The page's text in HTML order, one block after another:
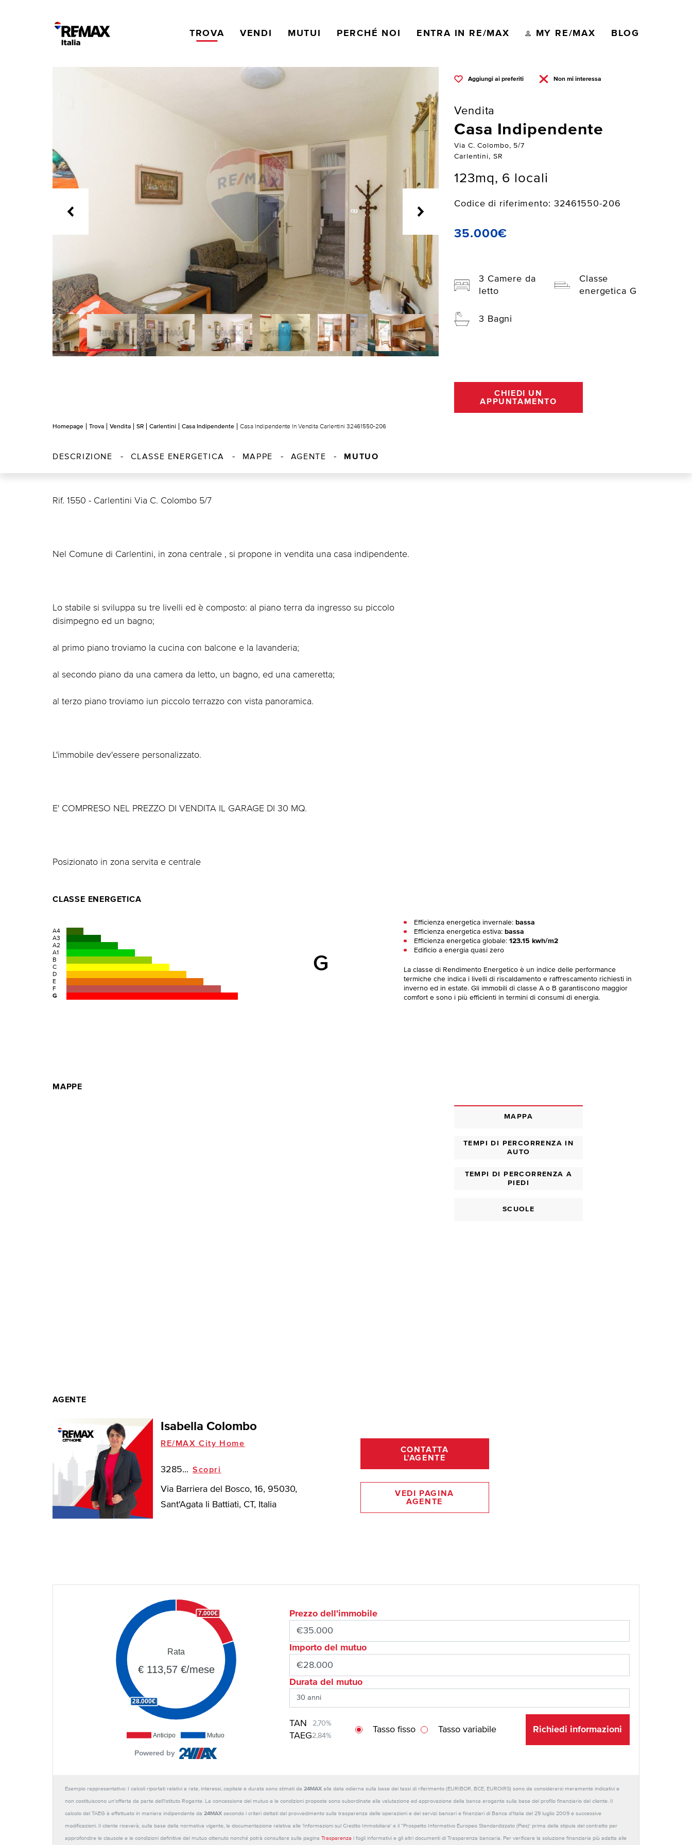
TROVA VENDI MUTUI PERCHÉ NOI ENTRA IN RE/MAX MY RE/MAX BLOG
Aggiungi ai preferiti Non mi interessa
Vendita
Casa Indipendente
Via C. Colombo, 5/7
Carlentini, SR
123mq, 6 locali
Codice di riferimento: 32461550-206
35.000€
3 Camere da
letto
Classe
energetica G
3 Bagni
CHIEDI UN
APPUNTAMENTO
Homepage Trova Vendita SR Carlentini Casa Indipendente Casa Indipendente In Vendita Carlentini 32461550-206
DESCRIZIONE CLASSE ENERGETICA MAPPE AGENTE MUTUO
Rif. 1550 - Carlentini Via C. Colombo 5/7
Nel Comune di Carlentini, in zona centrale , si propone in vendita una casa indipendente.
Lo stabile si sviluppa su tre livelli ed è composto: al piano terra da ingresso su piccolo
disimpegno ed un bagno;
al primo piano troviamo la cucina con balcone e la lavanderia;
al secondo piano da una camera da letto, un bagno, ed una cameretta;
al terzo piano troviamo iun piccolo terrazzo con vista panoramica.
L'immobile dev'essere personalizzato.
E' COMPRESO NEL PREZZO DI VENDITA IL GARAGE DI 30 MQ.
Posizionato in zona servita e centrale
CLASSE ENERGETICA
A4
A3
A2
A1
B
C
D
E
F
G
G
Efficienza energetica invernale: bassa
Efficienza energetica estiva: bassa
Efficienza energetica globale:123.15 kwh/m2
Edificio a energia quasi zero
La classe di Rendimento Energetico è un indice delle performance
termiche che indica i livelli di riscaldamento e raffrescamento richiesti in
inverno ed in estate. Gli immobili di classe A o B garantiscono maggior
comfort e sono i più efficienti in termini di consumi di energia.
MAPPE
MAPPA
TEMPI DI PERCORRENZA IN
AUTO
TEMPI DI PERCORRENZA A
PIEDI
SCUOLE
AGENTE
Isabella Colombo
RE/MAX City Home
3285... Scopri
Via Barriera del Bosco, 16, 95030,
Sant'Agata li Battiati, CT, Italia
CONTATTA
L'AGENTE
VEDI PAGINA
AGENTE
Anticipo Mutuo
7.000€
28.000€
Rata
€ 113,57 €/mese
Powered by
Prezzo dell'immobile
Importo del mutuo
Durata del mutuo
TAN 2,70%
TAEG2,84%
Tasso fisso Tasso variabile Richiedi informazioni
Esempio rappresentativo: I calcoli riportati relativi a rate, interessi, capitale e durata sono stimati da 24MAXalla data odierna sulla base dei tassi di riferimento (EURIBOR, BCE, EUROIRS) sono da considerarsi meramente indicativi e
non costituiscono un'offerta da parte dell'Istituto Rogante. La concessione del mutuo e le condizioni proposte sono subordinate alla valutazione ed approvazione della banca erogante sulla base del profilo finanziario del cliente. Il
calcolo del TAEG è effettuato in maniera indipendente da 24MAXsecondo i criteri dettati dal provvedimento sulla trasparenza delle operazioni e dei servizi bancari e finanziari di Banca d'Italia del 29 luglio 2009 e successive
modificazioni. Il cliente riceverà, sulla base della normativa vigente, la documentazione relativa alle 'Informazioni sul Credito Immobiliare' e il “Prospetto Informativo Europeo Standardizzato (Pies)' prima della stipula del contratto per
approfondire le clausole e le condizioni definitive del mutuo ottenuto nonché potrà consultare sulla pagina Trasparenza i fogli informativi e gli altri documenti di Trasparenza bancaria. Per verificare la soluzione finanziaria più adatta alle